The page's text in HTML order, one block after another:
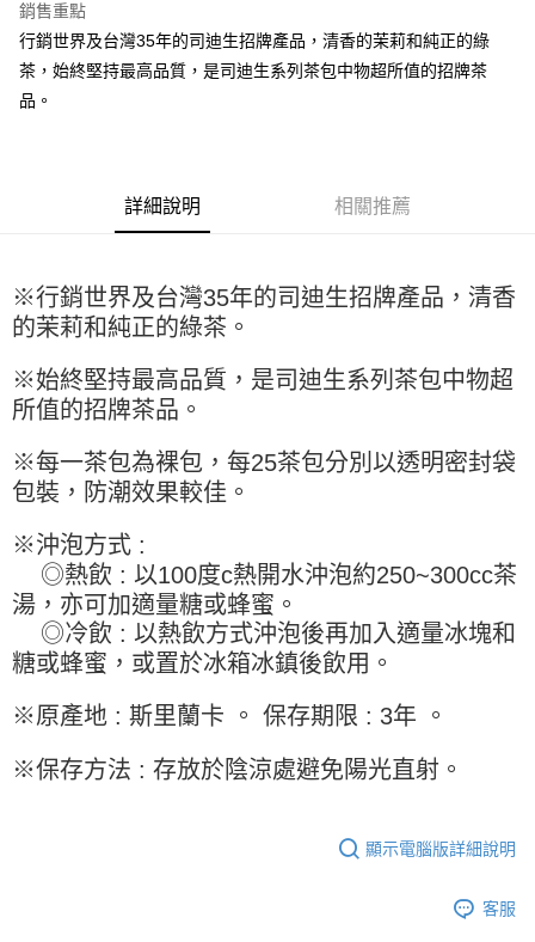
全盈+PAY
AFTEE先享後付
相關說明
１．簡單：不需註冊會員、不需綁卡、不需儲值。
２．便利：只要手機號碼，簡訊認證，即可結帳。
３．安心：先確認商品／服務後，再付款。
１．於結帳方式選擇「AFTEE先享後付」後，將跳轉至「AFTEE先享後付」
結帳頁面，進行簡訊認證並確認金額後，即可完成結帳。
３．收到繳費通知簡訊後14天內，點擊此簡訊中的連結，可透過四大超商／
ATM／網路銀行／等多元方式進行付款，方視為交易完成。
※ 請注意：結帳手續完成當下不需立刻繳費，但若您需要取消訂單，請聯絡
後付繳納相關費用。
※ 交易是否成功請以「AFTEE先享後付 」之結帳頁面顯示為準，若有關於
是否繳費成功／繳費後需取消欲退款等相關疑問，請聯繫「AFTEE先享後付
【注意事項】
１．透過由恩沛科技股份有限公司提供之「AFTEE先享後付」服務完成之交
易，需依本服務之必要範圍內提供個人資料，並將交易相關給付款項請求債
權轉讓予恩沛科技股份有限公司。
２．關於個人資料處理事宜，請瀏覽以下網址：
https://aftee.tw/terms/#terms3
「AFTEE先享後付」，若未經同意申辦者引起之損失，本公司不負相關責
任。
４．使用「AFTEE先享後付」時，將依據個別帳號之用戶狀況，依本公司即
時審查核予不同之上限額度；若仍有額度不足之情形，本公司將視審查結果
恩沛科技股份有限公司將有權停止該用戶之使用額度並採取法律行動。
每筆NT$90，滿NT$990(含以上)免運費
9.5kg
每筆NT$90，滿NT$990(含以上)免運費
7-11取貨付款-重量限制含紙箱10kg，請控制商品重量在9~9.5
kg
付款後7-11取貨-重量限制含紙箱10kg，請控制商品重量在9~
9.5kg
每筆NT$90，滿NT$990(含以上)免運費
宅配-新竹物流
每筆NT$150，滿NT$2,000(含以上)免運費
每筆NT$120，滿NT$2,000(含以上)免運費
銷售重點
行銷世界及台灣35年的司迪生招牌產品，清香的茉莉和純正的綠
茶，始終堅持最高品質，是司迪生系列茶包中物超所值的招牌茶
品。
詳細說明 相關推薦
※行銷世界及台灣35年的司迪生招牌產品，清香
的茉莉和純正的綠茶。
※始終堅持最高品質，是司迪生系列茶包中物超
所值的招牌茶品。
※每一茶包為裸包，每25茶包分別以透明密封袋
包裝，防潮效果較佳。
※沖泡方式 :
◎熱飲 : 以100度c熱開水沖泡約250~300cc茶
湯，亦可加適量糖或蜂蜜。
◎冷飲 : 以熱飲方式沖泡後再加入適量冰塊和
糖或蜂蜜，或置於冰箱冰鎮後飲用。
※原產地 : 斯里蘭卡 。 保存期限 : 3年 。
※保存方法 : 存放於陰涼處避免陽光直射。
顯示電腦版詳細說明
客服